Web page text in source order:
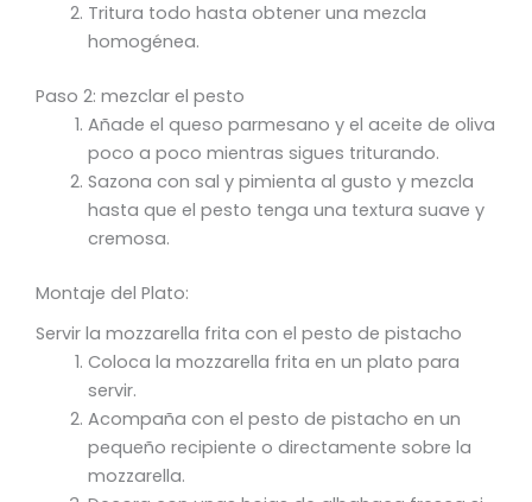
Tritura todo hasta obtener una mezcla
homogénea.
Paso 2: mezclar el pesto
Añade el queso parmesano y el aceite de oliva
poco a poco mientras sigues triturando.
Sazona con sal y pimienta al gusto y mezcla
hasta que el pesto tenga una textura suave y
cremosa.
Montaje del Plato:
Servir la mozzarella frita con el pesto de pistacho
Coloca la mozzarella frita en un plato para
servir.
Acompaña con el pesto de pistacho en un
pequeño recipiente o directamente sobre la
mozzarella.